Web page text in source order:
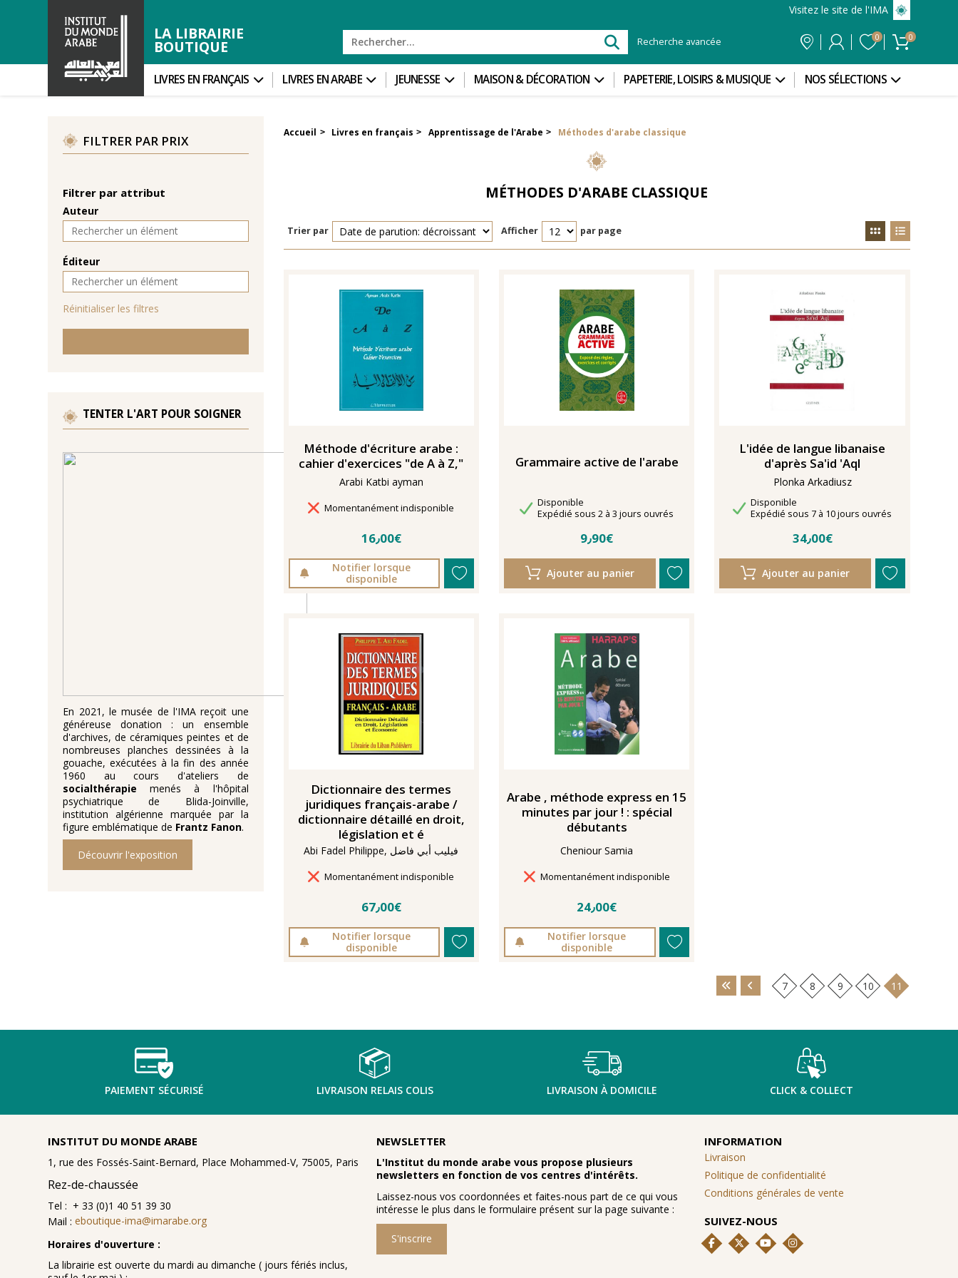
Visitez le site de l'IMA
LA LIBRAIRIE
BOUTIQUE Recherche avancée 0 0
LIVRES EN FRANÇAIS LIVRES EN ARABE JEUNESSE MAISON & DÉCORATION PAPETERIE, LOISIRS & MUSIQUE NOS SÉLECTIONS
FILTRER PAR PRIX
Filtrer par attribut
Auteur
Éditeur
Réinitialiser les filtres
TENTER L'ART POUR SOIGNER
En 2021, le musée de l'IMA reçoit une
généreuse donation : un ensemble
d'archives, de céramiques peintes et de
nombreuses planches dessinées à la
gouache, exécutées à la fin des année
1960 au cours d'ateliers de
socialthérapiemenés à l'hôpital
psychiatrique de Blida-Joinville,
institution algérienne marquée par la
figure emblématique de Frantz Fanon.
Découvrir l'exposition
Accueil > Livres en français > Apprentissage de l'Arabe > Méthodes d'arabe classique
MÉTHODES D'ARABE CLASSIQUE
Trier par Afficher par page
Méthode d'écriture arabe :
cahier d'exercices "de A à Z,"
Arabi Katbi ayman
Délais de livraison
Momentanément indisponible
16٫00€
Notifier lorsque
disponible
Grammaire active de l'arabe
Disponibilité
Disponible
Délais de livraison
Expédié sous 2 à 3 jours ouvrés
9٫90€
Ajouter au panier
L'idée de langue libanaise
d'après Sa'id 'Aql
Plonka Arkadiusz
Disponibilité
Disponible
Délais de livraison
Expédié sous 7 à 10 jours ouvrés
34٫00€
Ajouter au panier
Dictionnaire des termes
juridiques français-arabe /
dictionnaire détaillé en droit,
législation et é
Abi Fadel Philippe, فيليب أبي فاضل
Délais de livraison
Momentanément indisponible
67٫00€
Notifier lorsque
disponible
Arabe , méthode express en 15
minutes par jour ! : spécial
débutants
Cheniour Samia
Délais de livraison
Momentanément indisponible
24٫00€
Notifier lorsque
disponible
7 8 9 10 11
PAIEMENT SÉCURISÉ LIVRAISON RELAIS COLIS LIVRAISON À DOMICILE CLICK & COLLECT
INSTITUT DU MONDE ARABE
1, rue des Fossés-Saint-Bernard, Place Mohammed-V, 75005, Paris
Rez-de-chaussée
Tel : + 33 (0)1 40 51 39 30
Mail :eboutique-ima@imarabe.org
Horaires d'ouverture :
La librairie est ouverte du mardi au dimanche ( jours fériés inclus,
NEWSLETTER
L'Institut du monde arabe vous propose plusieurs
newsletters en fonction de vos centres d'intérêts.
Laissez-nous vos coordonnées et faites-nous part de ce qui vous
intéresse le plus dans le formulaire présent sur la page suivante :
S'inscrire
INFORMATION
Livraison
Politique de confidentialité
Conditions générales de vente
SUIVEZ-NOUS